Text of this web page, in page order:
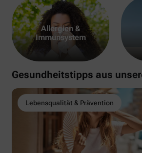
Allergien &
Immunsystem
Gesundheitstipps aus
Lebensqualität & Prävention